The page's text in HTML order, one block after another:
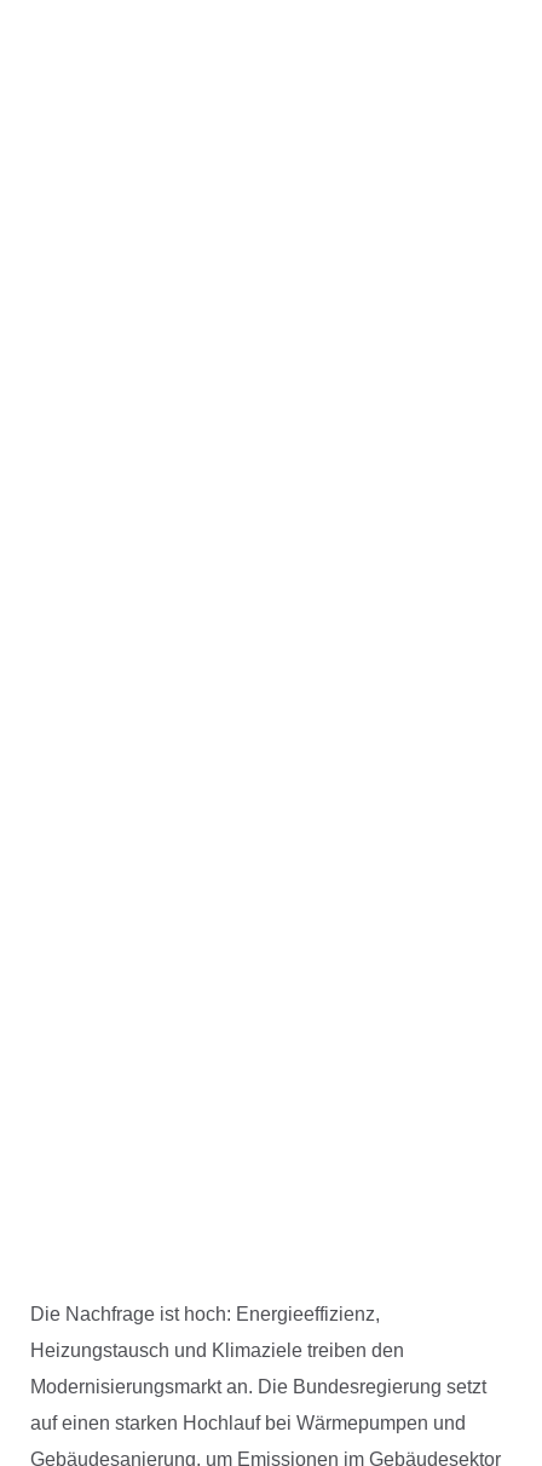
Die Nachfrage ist hoch: Energieeffizienz,
Heizungstausch und Klimaziele treiben den
Modernisierungsmarkt an. Die Bundesregierung setzt
auf einen starken Hochlauf bei Wärmepumpen und
Gebäudesanierung, um Emissionen im Gebäudesektor